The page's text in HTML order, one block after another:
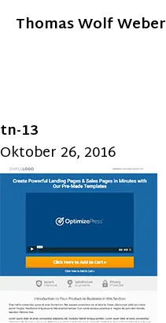
Thomas Wolf Weber
tn-13
Oktober 26, 2016